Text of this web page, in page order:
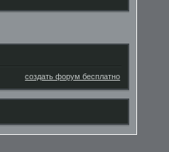
создать форум бесплатно